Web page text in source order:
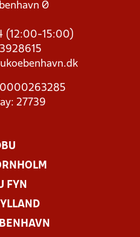
Ø
(12:00-15:00)
0000263285
27739
FYN